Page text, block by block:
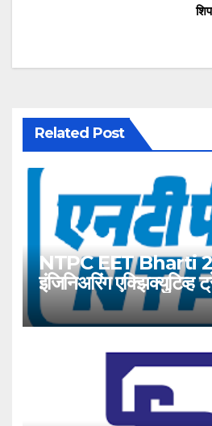
Related Post
NTPC EET Bharti
इंजिनिअरिंग एक्झिक्युटिव्ह